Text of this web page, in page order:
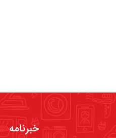
خبرنامه